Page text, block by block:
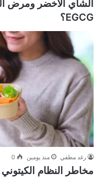
الشاي الأخضر ومرض
EGCG؟
رغد مطفي منذ يومين 0
مخاطر النظام